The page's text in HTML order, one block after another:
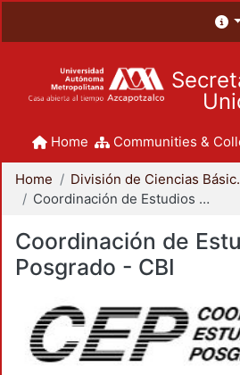
Home Communities &
Home
División
Coordinación de Estudios de Posgrado - CBI
Coordinación de
Posgrado - CBI